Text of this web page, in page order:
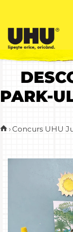
PARK-
› Concurs UHU